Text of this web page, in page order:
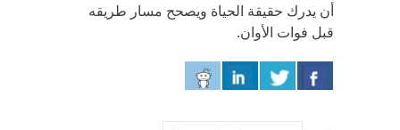
أن يدرك حقيقة الحياة ويصحح مسار طريقه
قبل فوات الأوان.